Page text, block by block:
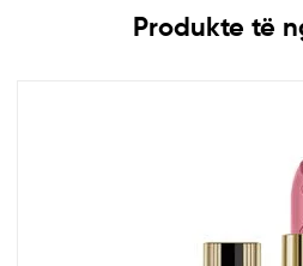
Produkte të